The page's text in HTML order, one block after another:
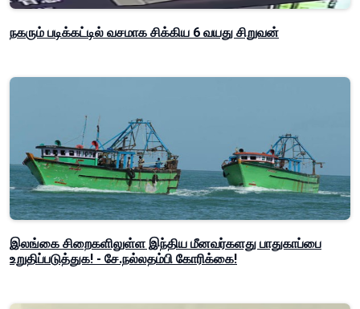
நகரும் படிக்கட்டில் வசமாக சிக்கிய 6 வயது சிறுவன்
இலங்கை சிறைகளிலுள்ள இந்திய மீனவர்களது பாதுகாப்பை
உறுதிப்படுத்துக! - சே.நல்லதம்பி கோரிக்கை!